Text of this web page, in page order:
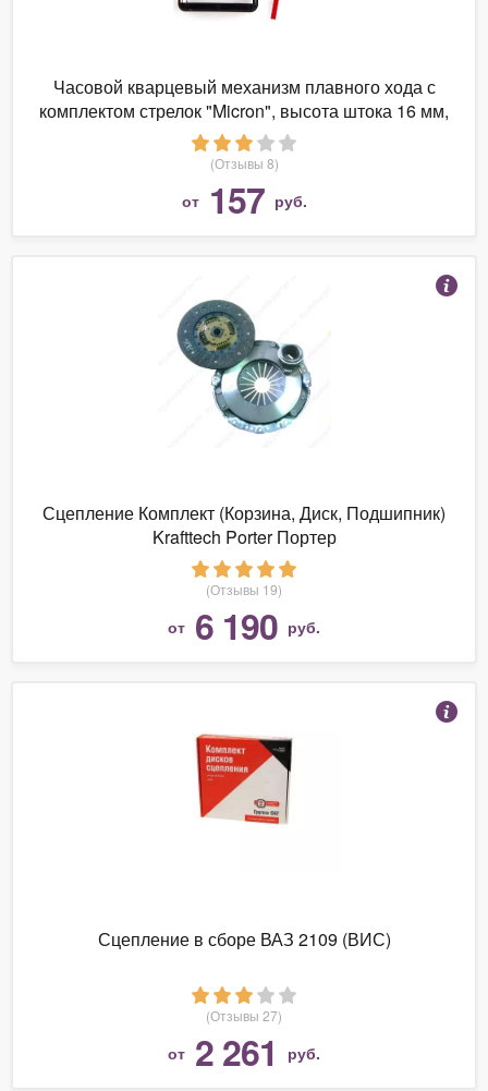
Часовой кварцевый механизм плавного хода с
комплектом стрелок "Micron", высота штока 16 мм,
арт. SHM
(Отзывы 8)
от 157 руб.
Сцепление Комплект (Корзина, Диск, Подшипник)
Krafttech Porter Портер
(Отзывы 19)
от 6 190 руб.
Сцепление в сборе ВАЗ 2109 (ВИС)
(Отзывы 27)
от 2 261 руб.